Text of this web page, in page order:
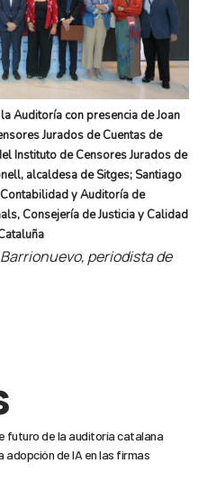
Auditoría con presencia de Joan
Jurados de Cuentas de
Instituto de Censores Jurados de
alcaldesa de Sitges; Santiago
y Auditoría de
Consejería de Justicia y Calidad
periodista de
futuro de la auditoría catalana
de IA en las firmas